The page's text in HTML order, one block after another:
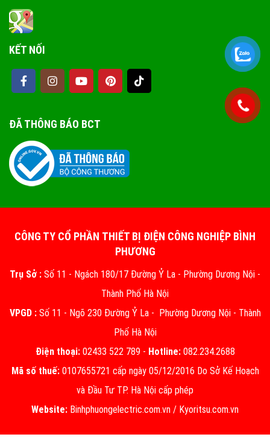
KẾT NỐI
ĐÃ THÔNG BÁO BCT
CÔNG TY CỔ PHẦN THIẾT BỊ ĐIỆN CÔNG NGHIỆP BÌNH
PHƯƠNG
Trụ Sở : Số 11 - Ngách 180/17 Đường Ỷ La - Phường Dương Nội -
Thành Phố Hà Nội
VPGD :Số 11 - Ngõ 230 Đường Ỷ La - Phường Dương Nội - Thành
Phố Hà Nội
Điện thoại:02433 522 789 - Hotline:082.234.2688
Mã số thuế:0107655721 cấp ngày 05/12/2016 Do Sở Kế Hoạch
và Đầu Tư TP. Hà Nội cấp phép
Website: Binhphuongelectric.com.vn / Kyoritsu.com.vn